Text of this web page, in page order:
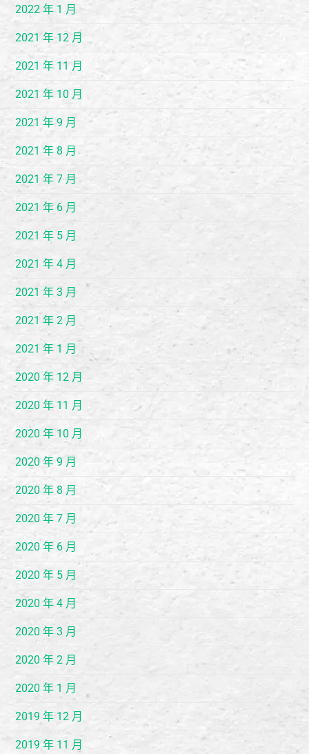
2022 年 1 月
2021 年 12 月
2021 年 11 月
2021 年 10 月
2021 年 9 月
2021 年 8 月
2021 年 7 月
2021 年 6 月
2021 年 5 月
2021 年 4 月
2021 年 3 月
2021 年 2 月
2021 年 1 月
2020 年 12 月
2020 年 11 月
2020 年 10 月
2020 年 9 月
2020 年 8 月
2020 年 7 月
2020 年 6 月
2020 年 5 月
2020 年 4 月
2020 年 3 月
2020 年 2 月
2020 年 1 月
2019 年 12 月
2019 年 11 月